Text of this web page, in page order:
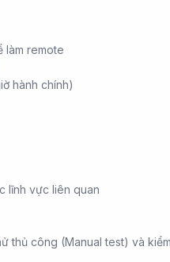
làm remote
hành chính)
lĩnh vực liên quan
thủ công (Manual test) và